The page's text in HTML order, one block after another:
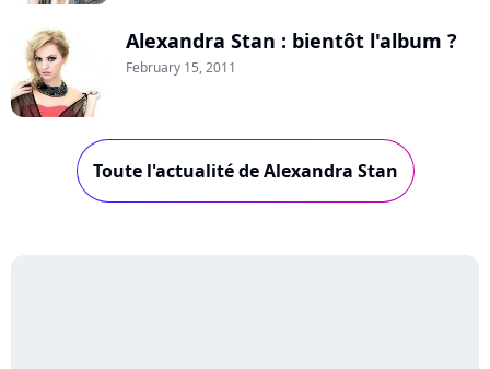
Alexandra Stan : bientôt l'album ?
February 15, 2011
Toute l'actualité de Alexandra Stan